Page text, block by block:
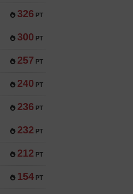
326 PT
300 PT
257 PT
240 PT
236 PT
232 PT
212 PT
154 PT